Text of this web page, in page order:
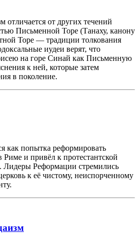
отличается от других течений
Письменной Торе (Танаху, канону
Торе — традиции толкования
иудеи верят, что
на горе Синай как Письменную
к ней, которые затем
в поколение.
как попытка реформировать
и привёл к протестантской
Реформации стремились
к её чистому, неиспорченному